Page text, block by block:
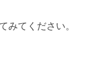
みてください。